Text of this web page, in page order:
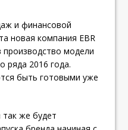
и финансовой
новая компания EBR
производство модели
ряда 2016 года.
быть готовыми уже
же будет